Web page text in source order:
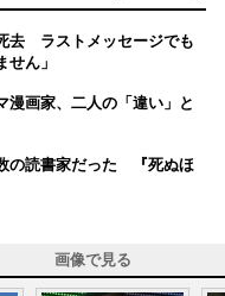
去 ラストメッセージでも
ん」
画家、二人の「違い」と
の読書家だった 『死ぬほ
画像で見る